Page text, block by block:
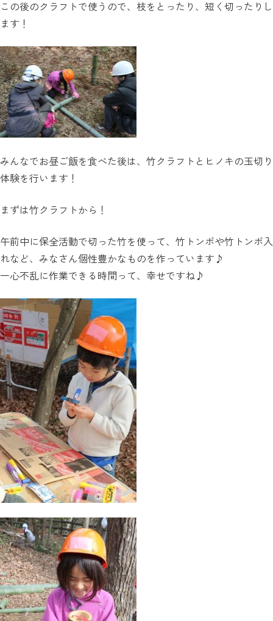
この後のクラフトで使うので、枝をとったり、短く切ったりし
ます！
みんなでお昼ご飯を食べた後は、竹クラフトとヒノキの玉切り
体験を行います！
まずは竹クラフトから！
午前中に保全活動で切った竹を使って、竹トンボや竹トンボ入
れなど、みなさん個性豊かなものを作っています♪
一心不乱に作業できる時間って、幸せですね♪